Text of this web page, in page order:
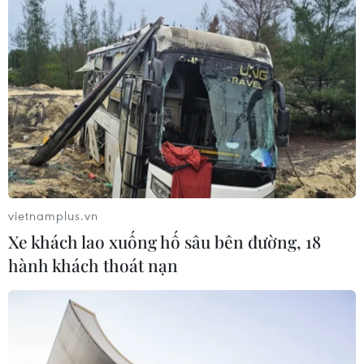
Công nghệ Robot Da Vinci
nâng cao năng lực phẫu thuật
chuyên sâu tại Bệnh viện K
06/08/2026 02:13
Chọn đúng đầu tàu: Danh mục
doanh nghiệp nhà nước mạnh và bài
vietnamplus.vn
Xe khách lao xuống hố sâu bên đường, 18
hành khách thoát nạn